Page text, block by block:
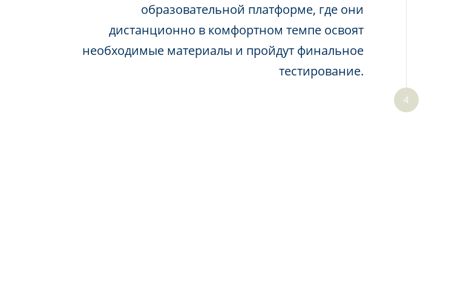
образовательной платформе, где они
дистанционно в комфортном темпе освоят
необходимые материалы и пройдут финальное
тестирование.